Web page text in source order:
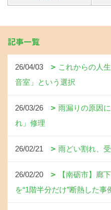
記事一覧
26/04/03
これからの人
音室」という選択
26/03/26
雨漏りの原因
れ」修理
26/02/21 雨どい割れ、
26/02/20
【南砺市】廊
を“1階半分だけ”断熱した事